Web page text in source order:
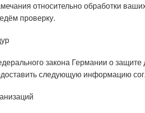
относительно обработки
проверку.
закона Германии о
следующую информацию